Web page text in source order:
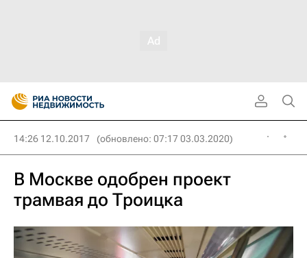
14:26 12.10.2017 (обновлено: 07:17 03.03.2020)
В Москве одобрен проект
трамвая до Троицка